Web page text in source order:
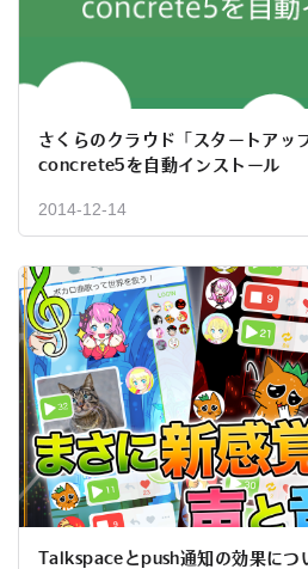
さくらのクラウド「スタートアッ
concrete5を自動インストール
2014-12-14
Talkspaceとpush通知の効果につ